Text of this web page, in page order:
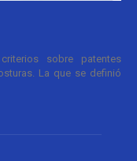
sobre patentes
La que se definió